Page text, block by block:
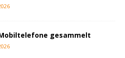
gesammelt